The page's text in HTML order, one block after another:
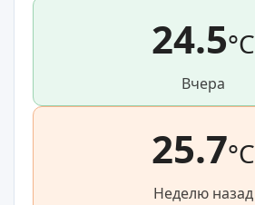
24.5°C
Вчера
25.7°C
Неделю назад